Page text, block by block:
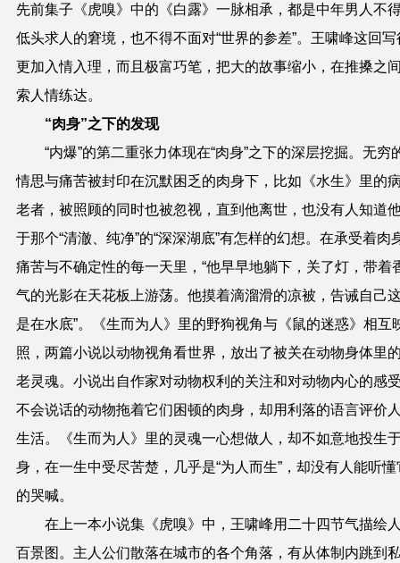
先前集子《虎嗅》中的《白露》一脉相承，都是中年男人不
低头求人的窘境，也不得不面对“世界的参差”。王啸峰这回写
更加入情入理，而且极富巧笔，把大的故事缩小，在推搡之
索人情练达。
“肉身”之下的发现
“内爆”的第二重张力体现在“肉身”之下的深层挖掘。无穷
情思与痛苦被封印在沉默困乏的肉身下，比如《水生》里的
老者，被照顾的同时也被忽视，直到他离世，也没有人知道
于那个“清澈、纯净”的“深深湖底”有怎样的幻想。在承受着肉
痛苦与不确定性的每一天里，“他早早地躺下，关了灯，带着
气的光影在天花板上游荡。他摸着滴溜滑的凉被，告诫自己
是在水底”。《生而为人》里的野狗视角与《鼠的迷惑》相互
照，两篇小说以动物视角看世界，放出了被关在动物身体里
老灵魂。小说出自作家对动物权利的关注和对动物内心的感
不会说话的动物拖着它们困顿的肉身，却用利落的语言评价
生活。《生而为人》里的灵魂一心想做人，却不如意地投生
身，在一生中受尽苦楚，几乎是“为人而生”，却没有人能听懂
的哭喊。
在上一本小说集《虎嗅》中，王啸峰用二十四节气描绘
百景图。主人公们散落在城市的各个角落，有从体制内跳到